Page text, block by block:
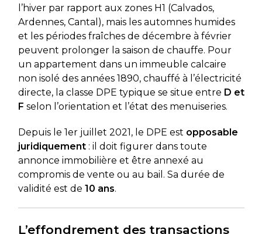
l’hiver par rapport aux zones H1 (Calvados,
Ardennes, Cantal), mais les automnes humides
et les périodes fraîches de décembre à février
peuvent prolonger la saison de chauffe. Pour
un appartement dans un immeuble calcaire
non isolé des années 1890, chauffé à l’électricité
directe, la classe DPE typique se situe entre D et
F selon l’orientation et l’état des menuiseries.
Depuis le 1er juillet 2021, le DPE est opposable
juridiquement: il doit figurer dans toute
annonce immobilière et être annexé au
compromis de vente ou au bail. Sa durée de
validité est de 10 ans.
L’effondrement des transactions